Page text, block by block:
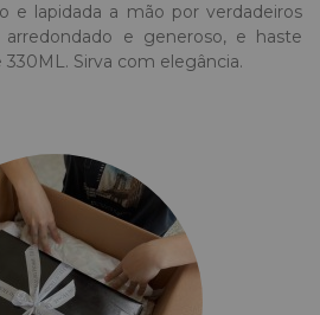
e lapidada a mão por verdadeiros
e generoso, e haste
330ML. Sirva com elegância.